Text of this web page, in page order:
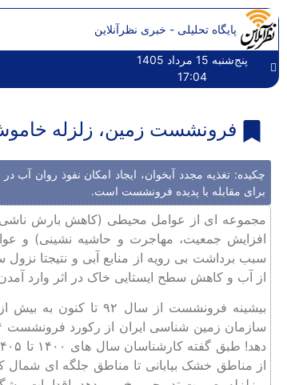
پایگاه تحلیلی - خبری نظرآنلاین
پنج‌شنبه 15 مرداد 1405
17:04
فرونشست زمین، زلزله
چکیده: تغذیه مجدد آبخوان‌، ایجاد امکان نفوذ روان ‌آب
برای مقابله با پدیده فرونشست است.
مجموعه ای از عوامل محیطی (كاهش بارش ناشی
افزایش جمعیت، مهاجرت و حاشیه ‌نشینی) و
سبب برداشت بی ‌رویه از منابع آبی و نتیجتا
از آب و کاهش سطح ایستایی خاک در اثر وارد
بیشینه فرونشست از
از مناطق خشک بیابانی تا مناطق جلگه ‌ای شمال